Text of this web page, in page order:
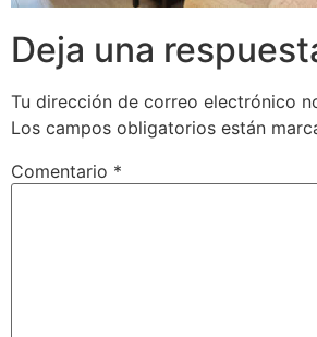
Deja una
Tu dirección de correo electrónico
Los campos obligatorios están
Comentario *